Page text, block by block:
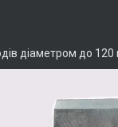
діаметром до